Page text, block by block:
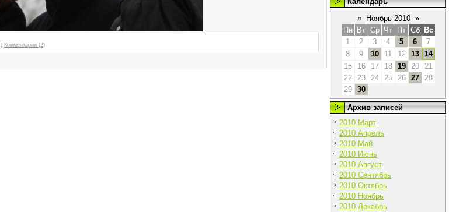
Комментарии (2)
«
Ноябрь 2010 »
Пн
Вт Ср Чт Пт Сб
Вс
1
2 3 4 5 6
7
8
9 10 11 12 13
14
15
16 17 18 19 20
21
22
23 24 25 26 27
28
29
30
Архив записей
2010 Март
2010 Апрель
2010 Май
2010 Июнь
2010 Август
2010 Сентябрь
2010 Октябрь
2010 Ноябрь
2010 Декабрь